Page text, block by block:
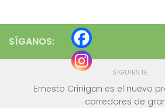
SÍGANOS:
SIGUIENTE
Ernesto Crinigan es el nuevo
corredores de